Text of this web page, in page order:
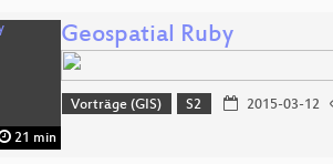
21 min
Geospatial Ruby
Vorträge (GIS) S2 2015-03-12